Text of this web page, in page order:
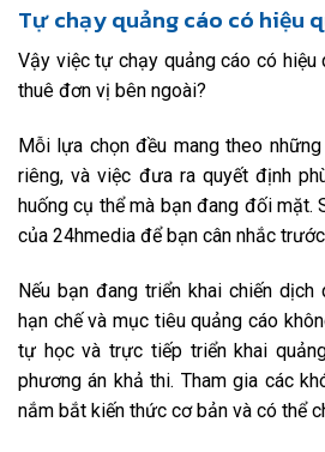
Tự chạy quảng cáo có hiệu
Vậy việc tự chạy quảng cáo có hiệu
thuê đơn vị bên ngoài?
Mỗi lựa chọn đều mang theo
riêng, và việc đưa ra quyết định
huống cụ thể mà bạn đang đối mặt.
của 24hmedia để bạn cân nhắc
Nếu bạn đang triển khai chiến dịch
hạn chế và mục tiêu quảng cáo
tự học và trực tiếp triển khai
phương án khả thi. Tham gia các
nắm bắt kiến thức cơ bản và có thể